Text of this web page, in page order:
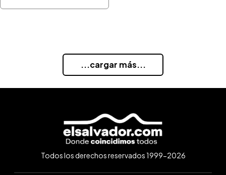
...cargar más...
Todos los derechos reservados 1999-2026